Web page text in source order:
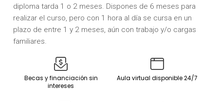
diploma tarda 1 o 2 meses. Dispones de 6 meses para
realizar el curso, pero con 1 hora al día se cursa en un
plazo de entre 1 y 2 meses, aún con trabajo y/o cargas
familiares.
Becas y financiación sin
intereses
Aula virtual disponible 24/7